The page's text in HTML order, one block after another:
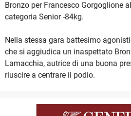
Bronzo per Francesco Gorgoglione
categoria Senior -84kg.
Nella stessa gara battesimo
che si aggiudica un inaspettato
Lamacchia, autrice di una buona
riuscire a centrare il podio.